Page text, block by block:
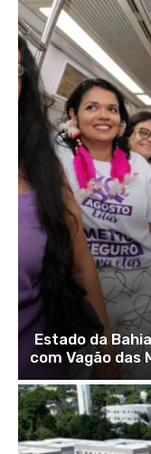
Estado da
com Vagão das